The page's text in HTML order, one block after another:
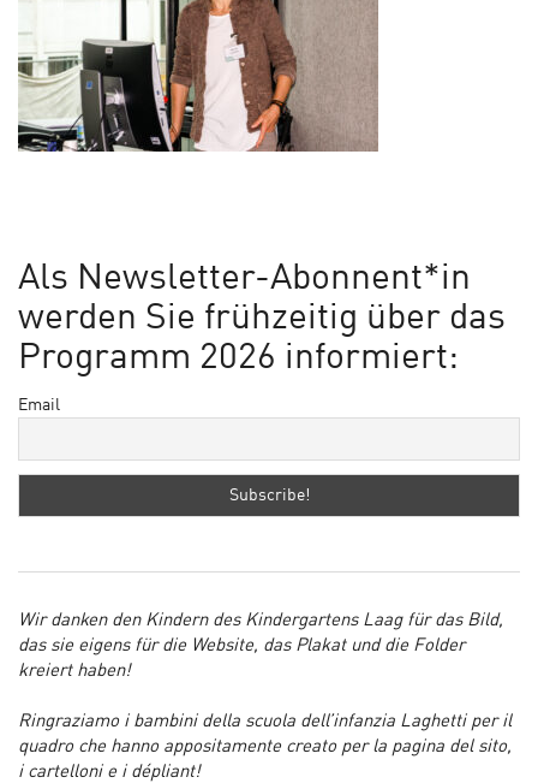
Als Newsletter-Abonnent*in
werden Sie frühzeitig über das
Programm 2026 informiert:
Email
Wir danken den Kindern des Kindergartens Laag für das Bild,
das sie eigens für die Website, das Plakat und die Folder
kreiert haben!
Ringraziamo i bambini della scuola dell’infanzia Laghetti per il
quadro che hanno appositamente creato per la pagina del sito,
i cartelloni e i dépliant!